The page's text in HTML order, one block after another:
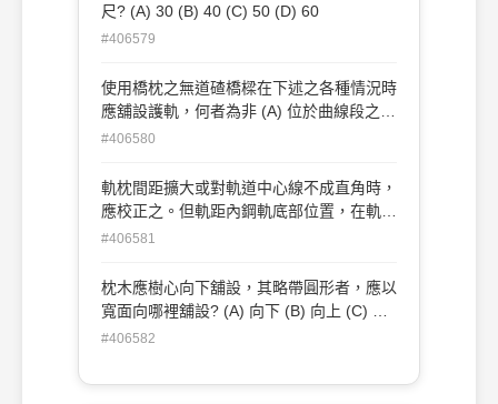
尺? (A) 30 (B) 40 (C) 50 (D) 60
#406579
使用橋枕之無道碴橋樑在下述之各種情況時
應舖設護軌，何者為非 (A) 位於曲線段之橋
樑 (B) 列車駛進側距橋樑橋台10公尺範圍
10%o以上坡度中或豎曲線內之橋樑 (D) 延
長100公尺以上橋樑
#406580
軌枕間距擴大或對軌道中心線不成直角時，
應校正之。但軌距內鋼軌底部位置，在軌枕
間距擴大於X公厘對軌道中心線直角Y公
70；60 (D) 60；50
#406581
枕木應樹心向下舖設，其略帶圓形者，應以
寬面向哪裡舖設? (A) 向下 (B) 向上 (C) 向
左 (D) 向右
#406582